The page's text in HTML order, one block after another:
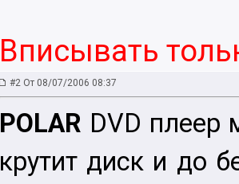
Вписывать
#2 От 08/07/2006 08:37
POLAR DVD плеер
крутит диск и до